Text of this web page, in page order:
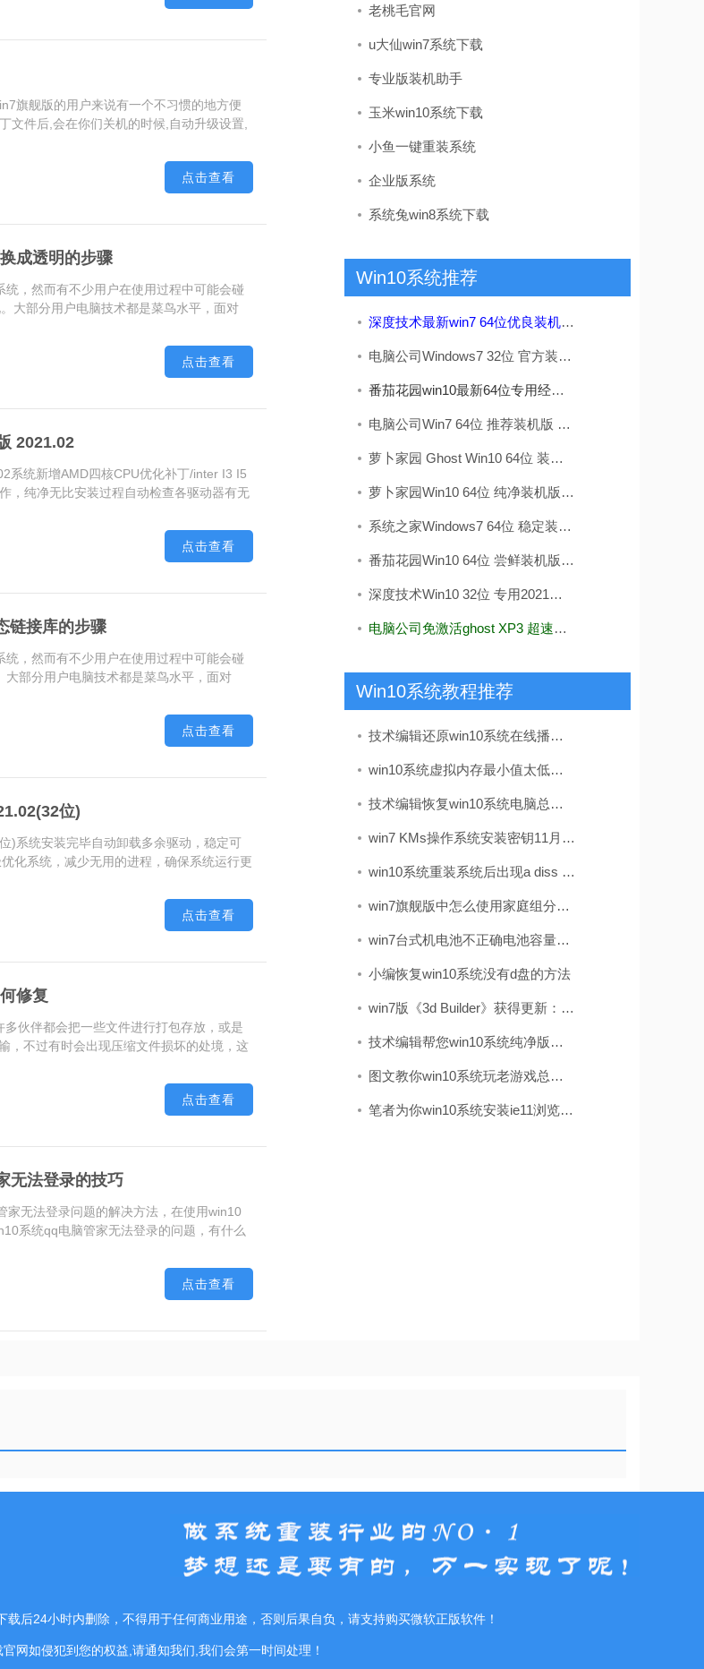
旗舰版的用户来说有一个不习惯的地方便
文件后,会在你们关机的时候,自动升级设置,
点击查看
成透明的步骤
，然而有不少用户在使用过程中可能会碰
大部分用户电脑技术都是菜鸟水平，面对
点击查看
2021.02
系统新增AMD四核CPU优化补丁/inter I3 I5
，纯净无比安装过程自动检查各驱动器有无
点击查看
链接库的步骤
，然而有不少用户在使用过程中可能会碰
部分用户电脑技术都是菜鸟水平，面对
点击查看
位)
)系统安装完毕自动卸载多余驱动，稳定可
化系统，减少无用的进程，确保系统运行更
点击查看
修复
伙伴都会把一些文件进行打包存放，或是
，不过有时会出现压缩文件损坏的处境，这
点击查看
无法登录的技巧
家无法登录问题的解决方法，在使用win10
系统qq电脑管家无法登录的问题，有什么
点击查看
老桃毛官网
u大仙win7系统下载
专业版装机助手
玉米win10系统下载
小鱼一键重装系统
企业版系统
系统兔win8系统下载
Win10系统推荐
深度技术最新win7 64位优良装机版v2026.08
电脑公司Windows7 32位 官方装机版 2020.08
番茄花园win10最新64位专用经典版v2026.08
电脑公司Win7 64位 推荐装机版 2020.12
萝卜家园 Ghost Win10 64位 装机版 v2019.08
萝卜家园Win10 64位 纯净装机版 v2020.05
系统之家Windows7 64位 稳定装机版 2020.09
番茄花园Win10 64位 尝鲜装机版 2019.11
深度技术Win10 32位 专用2021五一装机版
电脑公司免激活ghost XP3 超速精品版v2022
Win10系统教程推荐
技术编辑还原win10系统在线播放视频有马赛克的问题
win10系统虚拟内存最小值太低的处理步骤
技术编辑恢复win10系统电脑总是关不了机的解决办法
win7 KMs操作系统安装密钥11月实时升级kms如何激活win7(图解)
win10系统重装系统后出现a diss read error occurred的处理教程
win7旗舰版中怎么使用家庭组分享文件（不建议使用）
win7台式机电池不正确电池容量在哪儿看?电池健康状况的查看办法
小编恢复win10系统没有d盘的方法
win7版《3d Builder》获得更新：加入了导入网络摄像头图像的办法
技术编辑帮您win10系统纯净版打开log文件之后出现乱码的方法
图文教你win10系统玩老游戏总是会花屏的步骤
笔者为你win10系统安装ie11浏览器的步骤
后24小时内删除，不得用于任何商业用途，否则后果自负，请支持购买微软正版软件！
网如侵犯到您的权益,请通知我们,我们会第一时间处理！